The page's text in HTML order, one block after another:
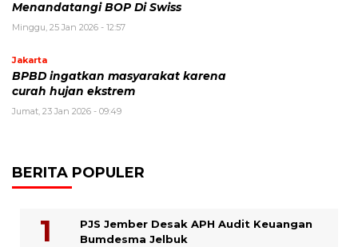
Menandatangi BOP Di Swiss
Minggu, 25 Jan 2026 - 12:57
Jakarta
BPBD ingatkan masyarakat karena
curah hujan ekstrem
Jumat, 23 Jan 2026 - 09:49
BERITA POPULER
PJS Jember Desak APH Audit Keuangan
Bumdesma Jelbuk